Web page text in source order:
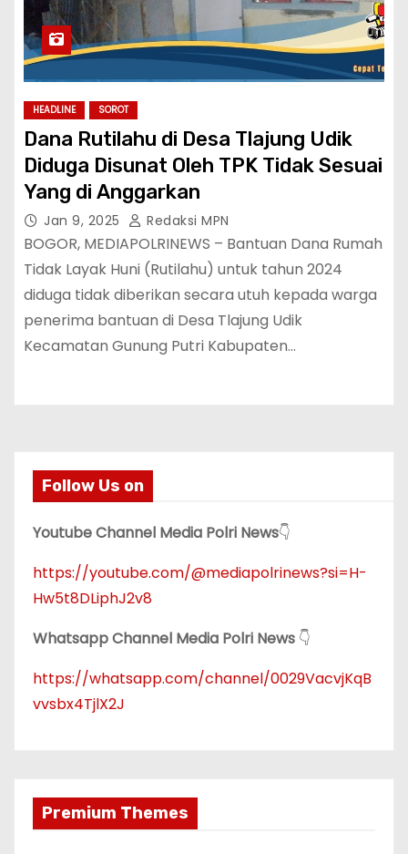
HEADLINE SOROT
Dana Rutilahu di Desa Tlajung Udik
Diduga Disunat Oleh TPK Tidak Sesuai
Yang di Anggarkan
Jan 9, 2025 Redaksi MPN
BOGOR, MEDIAPOLRINEWS – Bantuan Dana Rumah
Tidak Layak Huni (Rutilahu) untuk tahun 2024
diduga tidak diberikan secara utuh kepada warga
penerima bantuan di Desa Tlajung Udik
Kecamatan Gunung Putri Kabupaten…
Follow Us on
Youtube Channel Media Polri News👇
https://youtube.com/@mediapolrinews?si=H-
Hw5t8DLiphJ2v8
Whatsapp Channel Media Polri News 👇
https://whatsapp.com/channel/0029VacvjKqB
vvsbx4TjlX2J
Premium Themes